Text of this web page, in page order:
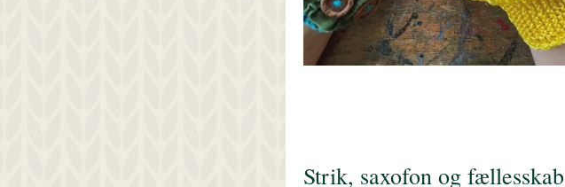
Strik, saxofon og fællesskab